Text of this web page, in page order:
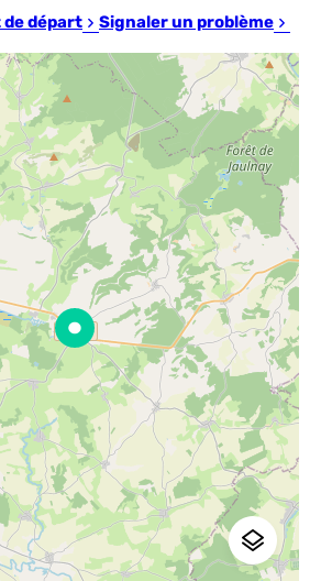
de départ Signaler un problème